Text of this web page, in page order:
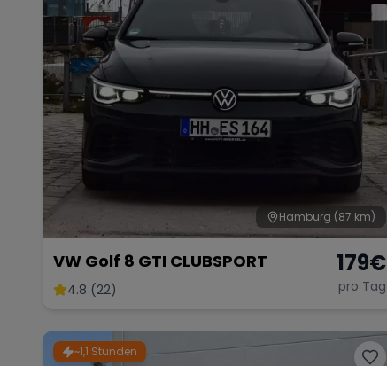
Hamburg (87 km)
VW Golf 8 GTI CLUBSPORT
4.8 (22)
179€
pro Tag
~1,1 Stunden